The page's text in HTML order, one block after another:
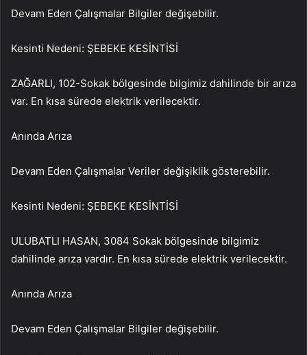
Devam Eden Çalışmalar Bilgiler değişebilir.
Kesinti Nedeni: ŞEBEKE KESİNTİSİ
ZAĞARLI, 102-Sokak bölgesinde bilgimiz dahilinde bir arıza
var. En kısa sürede elektrik verilecektir.
Anında Arıza
Devam Eden Çalışmalar Veriler değişiklik gösterebilir.
Kesinti Nedeni: ŞEBEKE KESİNTİSİ
ULUBATLI HASAN, 3084 Sokak bölgesinde bilgimiz
dahilinde arıza vardır. En kısa sürede elektrik verilecektir.
Anında Arıza
Devam Eden Çalışmalar Bilgiler değişebilir.